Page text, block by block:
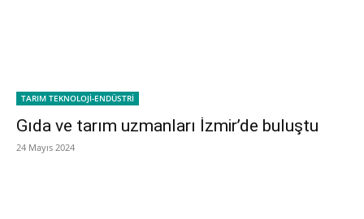
TARIM TEKNOLOJİ-ENDÜSTRİ
Gıda ve tarım uzmanları İzmir’de buluştu
24 Mayıs 2024